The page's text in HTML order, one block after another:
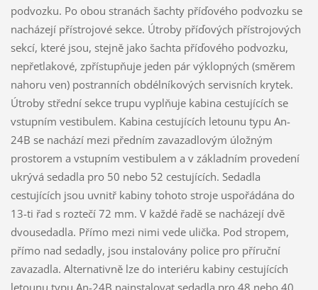
podvozku. Po obou stranách šachty příďového podvozku se
nacházejí přístrojové sekce. Útroby příďových přístrojových
sekcí, které jsou, stejně jako šachta příďového podvozku,
nepřetlakové, zpřístupňuje jeden pár výklopných (směrem
nahoru ven) postranních obdélníkových servisních krytek.
Útroby střední sekce trupu vyplňuje kabina cestujících se
vstupním vestibulem. Kabina cestujících letounu typu An-
24B se nachází mezi předním zavazadlovým úložným
prostorem a vstupním vestibulem a v základním provedení
ukrývá sedadla pro 50 nebo 52 cestujících. Sedadla
cestujících jsou uvnitř kabiny tohoto stroje uspořádána do
13-ti řad s roztečí 72 mm. V každé řadě se nacházejí dvě
dvousedadla. Přímo mezi nimi vede ulička. Pod stropem,
přímo nad sedadly, jsou instalovány police pro příruční
zavazadla. Alternativně lze do interiéru kabiny cestujících
letounu typu An-24B nainstalovat sedadla pro 48 nebo 40